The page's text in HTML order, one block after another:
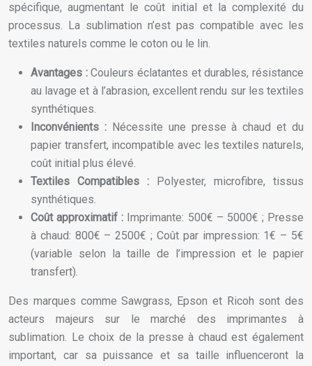
spécifique, augmentant le coût initial et la complexité du
processus. La sublimation n’est pas compatible avec les
textiles naturels comme le coton ou le lin.
Avantages :Couleurs éclatantes et durables, résistance
au lavage et à l’abrasion, excellent rendu sur les textiles
synthétiques.
Inconvénients : Nécessite une presse à chaud et du
papier transfert, incompatible avec les textiles naturels,
coût initial plus élevé.
Textiles Compatibles :
Polyester, microfibre, tissus
synthétiques.
Coût approximatif : Imprimante: 500€ – 5000€ ; Presse
à chaud: 800€ – 2500€ ; Coût par impression: 1€ – 5€
(variable selon la taille de l’impression et le papier
transfert).
Des marques comme Sawgrass, Epson et Ricoh sont des
acteurs majeurs sur le marché des imprimantes à
sublimation. Le choix de la presse à chaud est également
important, car sa puissance et sa taille influenceront la